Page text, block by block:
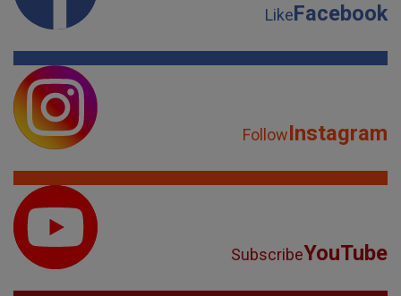
LikeFacebook
FollowInstagram
SubscribeYouTube